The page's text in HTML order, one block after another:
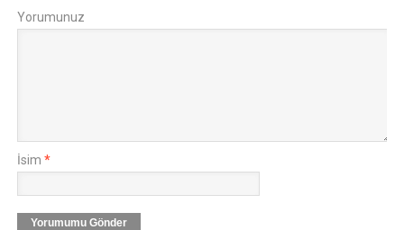
Yorumunuz
İsim *
Yorumumu Gönder